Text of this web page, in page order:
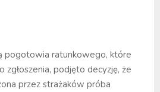
pogotowia ratunkowego, które
zgłoszenia, podjęto decyzję, że
przez strażaków próba